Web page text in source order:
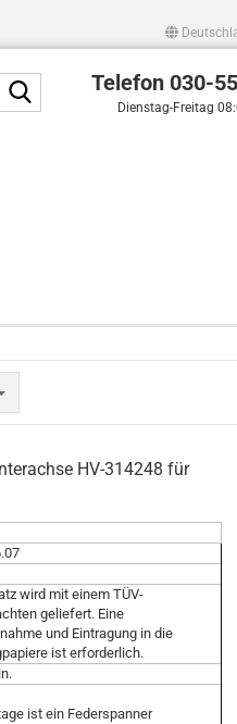
Telefon 030-
Dienstag-Freitag
HV-314248 für
wird mit einem TÜV-
geliefert. Eine
und Eintragung in die
ist erforderlich.
ist ein Federspanner